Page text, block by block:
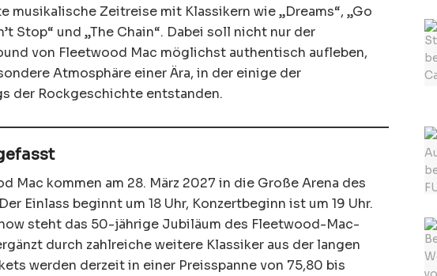
musikalische Zeitreise mit Klassikern wie „Dreams“, „Go
Stop“ und „The Chain“. Dabei soll nicht nur der
von Fleetwood Mac möglichst authentisch aufleben,
Atmosphäre einer Ära, in der einige der
der Rockgeschichte entstanden.
Mac kommen am 28. März 2027 in die Große Arena des
Einlass beginnt um 18 Uhr, Konzertbeginn ist um 19 Uhr.
steht das 50-jährige Jubiläum des Fleetwood-Mac-
durch zahlreiche weitere Klassiker aus der langen
werden derzeit in einer Preisspanne von 75,80 bis